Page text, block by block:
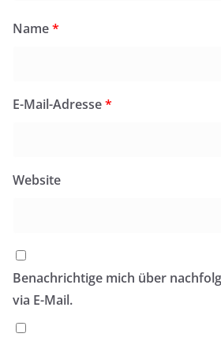
Name*
E-Mail-Adresse*
Website
Benachrichtige mich über
via E-Mail.